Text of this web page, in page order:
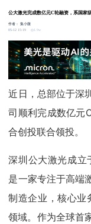
公大激光完成数亿元C轮融资，系国家
作者：集小微
05-12 15:19
1.9w
近日，总部位于
司顺利完成数亿元
合创投联合领投。
深圳公大激光成立
是一家专注于高端
制造企业，核心业
领域。作为全球首